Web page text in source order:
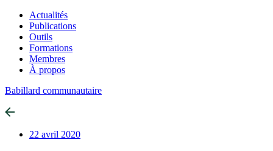
Actualités
Publications
Outils
Formations
Membres
À propos
Babillard communautaire
22 avril 2020